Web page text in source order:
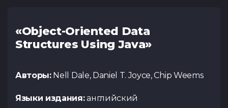
«Object-Oriented Data
Structures Using Java»
Авторы:Nell Dale, Daniel T. Joyce, Chip Weems
Языки издания:английский